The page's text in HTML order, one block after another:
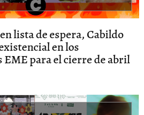
lista de espera, Cabildo
en los
EME para el cierre de abril